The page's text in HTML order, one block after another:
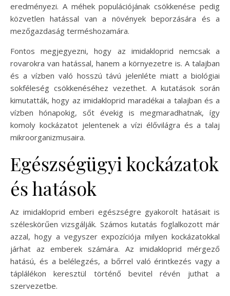
eredményezi. A méhek populációjának csökkenése pedig
közvetlen hatással van a növények beporzására és a
mezőgazdaság terméshozamára.
Fontos megjegyezni, hogy az imidakloprid nemcsak a
rovarokra van hatással, hanem a környezetre is. A talajban
és a vízben való hosszú távú jelenléte miatt a biológiai
sokféleség csökkenéséhez vezethet. A kutatások során
kimutatták, hogy az imidakloprid maradékai a talajban és a
vízben hónapokig, sőt évekig is megmaradhatnak, így
komoly kockázatot jelentenek a vízi élővilágra és a talaj
mikroorganizmusaira.
Egészségügyi kockázatok
és hatások
Az imidakloprid emberi egészségre gyakorolt hatásait is
széleskörűen vizsgálják. Számos kutatás foglalkozott már
azzal, hogy a vegyszer expozíciója milyen kockázatokkal
járhat az emberek számára. Az imidakloprid mérgező
hatású, és a belélegzés, a bőrrel való érintkezés vagy a
táplálékon keresztül történő bevitel révén juthat a
szervezetbe.